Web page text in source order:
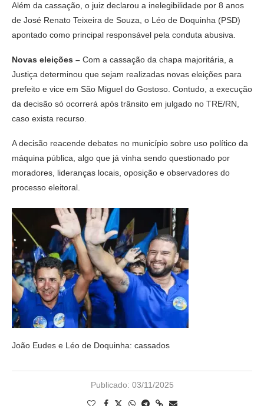
Além da cassação, o juiz declarou a inelegibilidade por 8 anos
de José Renato Teixeira de Souza, o Léo de Doquinha (PSD)
apontado como principal responsável pela conduta abusiva.
Novas eleições – Com a cassação da chapa majoritária, a
Justiça determinou que sejam realizadas novas eleições para
prefeito e vice em São Miguel do Gostoso. Contudo, a execução
da decisão só ocorrerá após trânsito em julgado no TRE/RN,
caso exista recurso.
A decisão reacende debates no município sobre uso político da
máquina pública, algo que já vinha sendo questionado por
moradores, lideranças locais, oposição e observadores do
processo eleitoral.
João Eudes e Léo de Doquinha: cassados
Publicado: 03/11/2025